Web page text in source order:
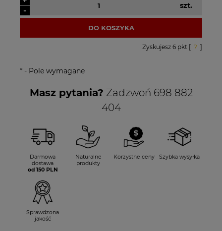
-
szt.
DO KOSZYKA
Zyskujesz 6 pkt [ ? ]
* - Pole wymagane
Masz pytania? Zadzwoń 698 882
404
Darmowa
dostawa
od 150 PLN
Naturalne
produkty
Korzystne ceny Szybka wysyłka
Sprawdzona
jakość